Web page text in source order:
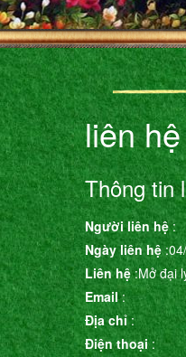
liên
Thông tin
Người liên hệ:
Ngày liên hệ
Liên hệ:Mở đại
Email:
Địa chỉ:
Điện thoại: